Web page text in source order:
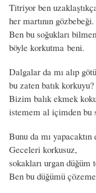
Titriyor ben
her martının gözbebeği.
Ben bu soğukları
böyle korkutma beni.
Dalgalar da mı alıp
bu zaten batık korkuyu?
Bizim balık ekmek
istemem al içimden bu
Bunu da mı
Geceleri korkusuz,
sokakları urgan düğüm
Ben bu düğümü